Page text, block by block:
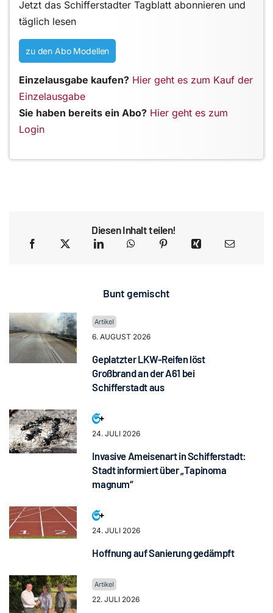
Jetzt das Schifferstadter Tagblatt abonnieren und
täglich lesen
zu den Abo Modellen
Einzelausgabe kaufen? Hier geht es zum Kauf der
Einzelausgabe
Sie haben bereits ein Abo? Hier geht es zum
Login
Diesen Inhalt teilen!
Bunt gemischt
6. AUGUST 2026
Geplatzter LKW-Reifen löst
Großbrand an der A61 bei
Schifferstadt aus
24. JULI 2026
Invasive Ameisenart in Schifferstadt:
Stadt informiert über „Tapinoma
magnum“
24. JULI 2026
Hoffnung auf Sanierung gedämpft
22. JULI 2026